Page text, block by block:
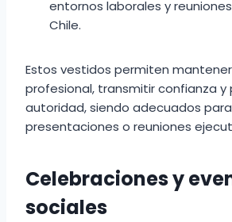
entornos laborales y
Chile.
Estos vestidos permiten
profesional, transmitir confianza
autoridad, siendo adecuados
presentaciones o reuniones
Celebraciones y
sociales